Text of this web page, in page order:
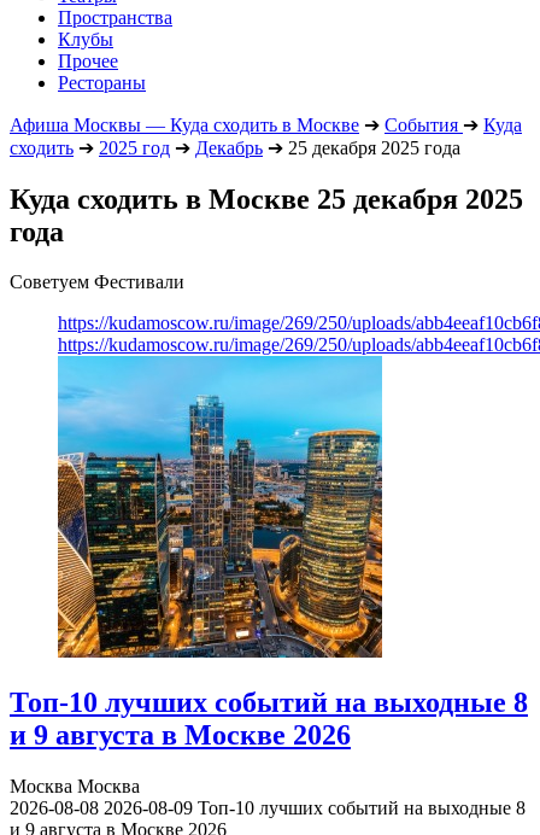
Пространства
Клубы
Прочее
Рестораны
Афиша Москвы — Куда сходить в Москве ➔ События ➔ Куда
сходить ➔ 2025 год ➔ Декабрь ➔ 25 декабря 2025 года
Куда сходить в Москве 25 декабря 2025
года
Советуем Фестивали
https://kudamoscow.ru/image/269/250/uploads/
https://kudamoscow.ru/image/269/250/uploads/
Топ-10 лучших событий на выходные 8
и 9 августа в Москве 2026
Москва Москва
2026-08-08 2026-08-09 Топ-10 лучших событий на выходные 8
и 9 августа в Москве 2026